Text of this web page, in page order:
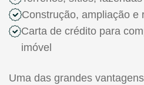
Construção, ampliação e
Carta de crédito para
imóvel
Uma das grandes